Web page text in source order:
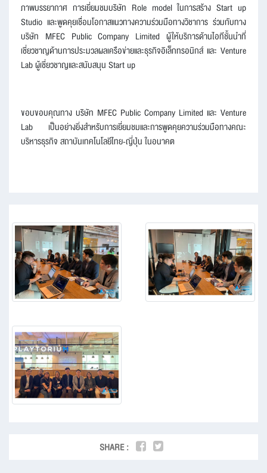
ภาพบรรยากาศ การเยี่ยมชมบริษัท Role model ในการสร้าง Start up
Studio และพูดคุยเชื่อมโอกาสแนวทางความร่วมมือทางวิชาการ ร่วมกับทาง
บริษัท MFEC Public Company Limited ผู้ให้บริการด้านไอทีชั้นนำที่
เชี่ยวชาญด้านการประมวลผลเครือข่ายและธุรกิจอิเล็กทรอนิกส์ และ Venture
Lab ผู้เชี่ยวชาญและสนับสนุน Start up
ขอบขอบคุณทาง บริษัท MFEC Public Company Limited และ Venture
Lab เป็นอย่างยิ่งสำหรับการเยี่ยมชมและการพูดคุยความร่วมมือทางคณะ
บริหารธุรกิจ สถาบันเทคโนโลยีไทย-ญี่ปุ่น ในอนาคต
SHARE :